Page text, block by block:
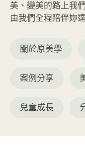
美、變美的路上我
由我們全程陪伴妳
關於原美學
案例分享
兒童成長